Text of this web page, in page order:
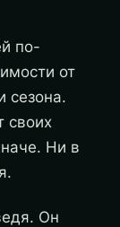
по-
от
сезона.
своих
Ни в
Он